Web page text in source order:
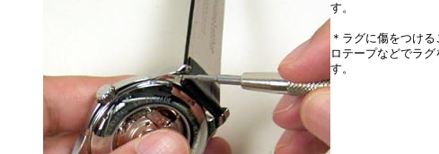
す。
＊ラグに傷をつけ
ロテープなどでラグ
す。